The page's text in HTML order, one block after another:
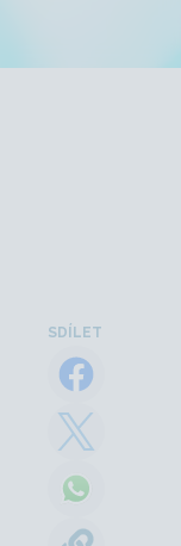
SDÍLET